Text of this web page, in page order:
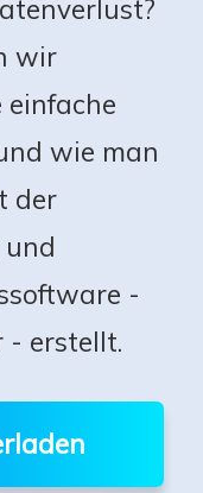
wir
einfache
wie man
der
-
- erstellt.